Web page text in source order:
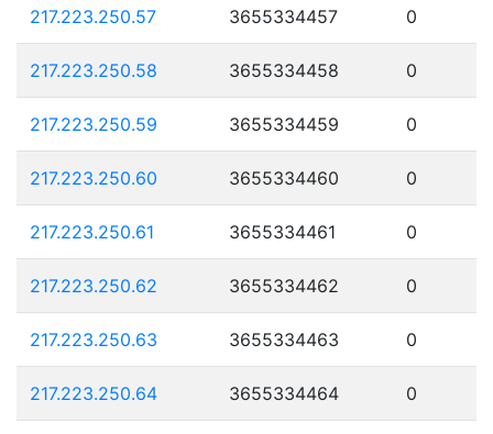
217.223.250.57 3655334457 0
217.223.250.58 3655334458 0
217.223.250.59 3655334459 0
217.223.250.60 3655334460 0
217.223.250.61 3655334461 0
217.223.250.62 3655334462 0
217.223.250.63 3655334463 0
217.223.250.64 3655334464 0